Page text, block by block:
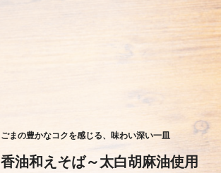
ごまの豊かなコクを感じる、味わい深い一皿
香油和えそば～太白胡麻油使用